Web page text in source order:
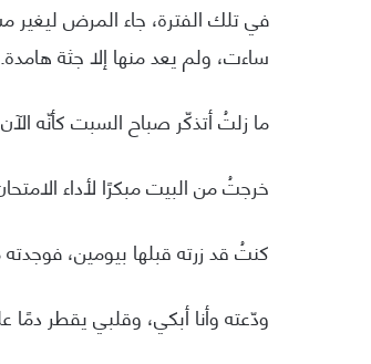
في تلك الفترة، جاء المرض ليغير
ساءت، ولم يعد منها إلا جثة هامدة.
ما زلتُ أتذكّر صباح السبت كأنّه
خرجتُ من البيت مبكرًا لأداء
كنتُ قد زرته قبلها بيومين، فوجدته
ودّعته وأنا أبكي، وقلبي يقطر دمًا